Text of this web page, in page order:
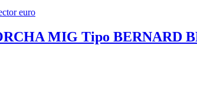
MIG Tipo BERNARD